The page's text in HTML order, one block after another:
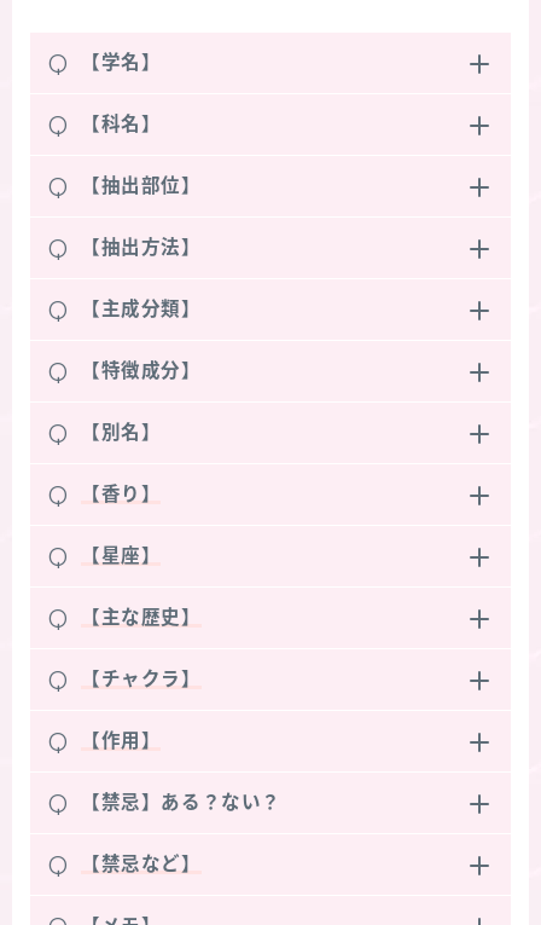
Q 【学名】
Q 【科名】
Q 【抽出部位】
Q 【抽出方法】
Q 【主成分類】
Q 【特徴成分】
Q 【別名】
Q 【香り】
Q 【星座】
Q 【主な歴史】
Q 【チャクラ】
Q 【作用】
Q 【禁忌】ある？ない？
Q 【禁忌など】